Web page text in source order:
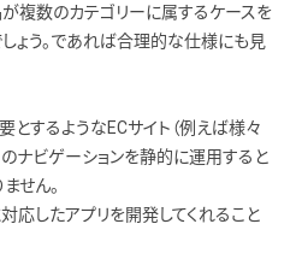
複数のカテゴリーに属するケースを
ょう。であれば合理的な仕様にも見
するようなECサイト（例えば様々
ナビゲーションを静的に運用すると
せん。
応したアプリを開発してくれること